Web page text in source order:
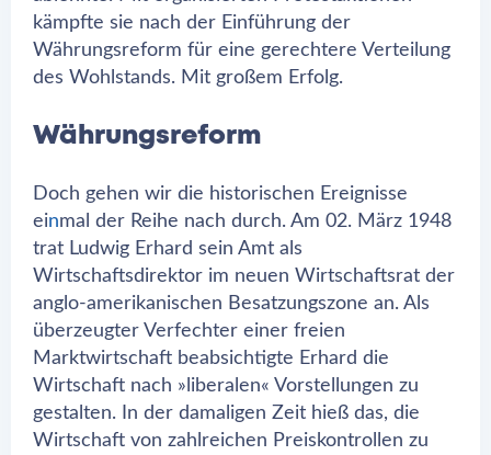
kämpfte sie nach der Einführung der
Währungsreform für eine gerechtere Verteilung
des Wohlstands. Mit großem Erfolg.
Währungsreform
Doch gehen wir die historischen Ereignisse
einmal der Reihe nach durch. Am 02. März 1948
trat Ludwig Erhard sein Amt als
Wirtschaftsdirektor im neuen Wirtschaftsrat der
anglo-amerikanischen Besatzungszone an. Als
überzeugter Verfechter einer freien
Marktwirtschaft beabsichtigte Erhard die
Wirtschaft nach »liberalen« Vorstellungen zu
gestalten. In der damaligen Zeit hieß das, die
Wirtschaft von zahlreichen Preiskontrollen zu